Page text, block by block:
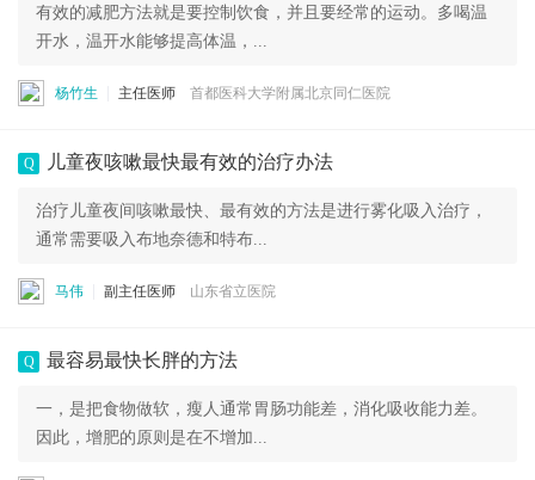
有效的减肥方法就是要控制饮食，并且要经常的运动。多喝温
开水，温开水能够提高体温，...
杨竹生 主任医师 首都医科大学附属北京同仁医院
Q 儿童夜咳嗽最快最有效的治疗办法
治疗儿童夜间咳嗽最快、最有效的方法是进行雾化吸入治疗，
通常需要吸入布地奈德和特布...
马伟 副主任医师 山东省立医院
Q 最容易最快长胖的方法
一，是把食物做软，瘦人通常胃肠功能差，消化吸收能力差。
因此，增肥的原则是在不增加...